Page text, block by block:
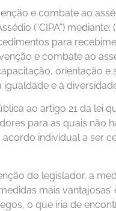
e combate ao
(“CIPA”)
para
e combate ao
e à
ao artigo 21 da
para as quais
individual a ser
do legislador, a
mais
o que iria de